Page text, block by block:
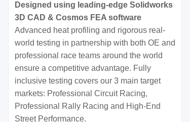
Designed using leading-edge Solidworks
3D CAD & Cosmos FEA software
Advanced heat profiling and rigorous real-
world testing in partnership with both OE and
professional race teams around the world
ensure a competitive advantage. Fully
inclusive testing covers our 3 main target
markets: Professional Circuit Racing,
Professional Rally Racing and High-End
Street Performance.